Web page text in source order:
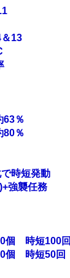
13
％
％
時短発動
強襲任務
時短100回
時短50回